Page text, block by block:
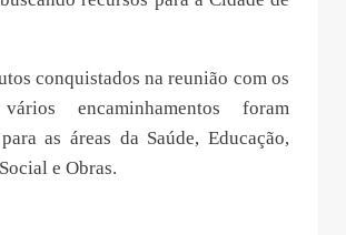
conquistados na reunião com os
encaminhamentos foram
as áreas da Saúde, Educação,
e Obras.